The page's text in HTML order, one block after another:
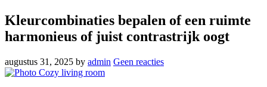
Kleurcombinaties bepalen of een ruimte
harmonieus of juist contrastrijk oogt
augustus 31, 2025 by admin Geen reacties